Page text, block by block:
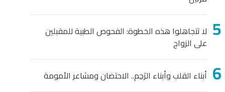
لا تتجاهلوا هذه الخطوة: الفحوص الطبية للمقبلين
على الزواج
أبناء القلب وأبناء الرَحِم.. الاحتضان ومشاعر الأمومة